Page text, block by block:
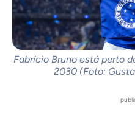
Fabrício Bruno está perto
2030 (Foto: